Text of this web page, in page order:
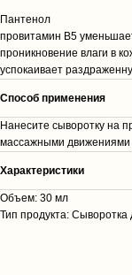
Пантенол
провитамин B5
проникновение влаги в
успокаивает
Способ применения
Нанесите сыворотку на
массажными движениями
Характеристики
Объем: 30 мл
Тип продукта: Сыворотка